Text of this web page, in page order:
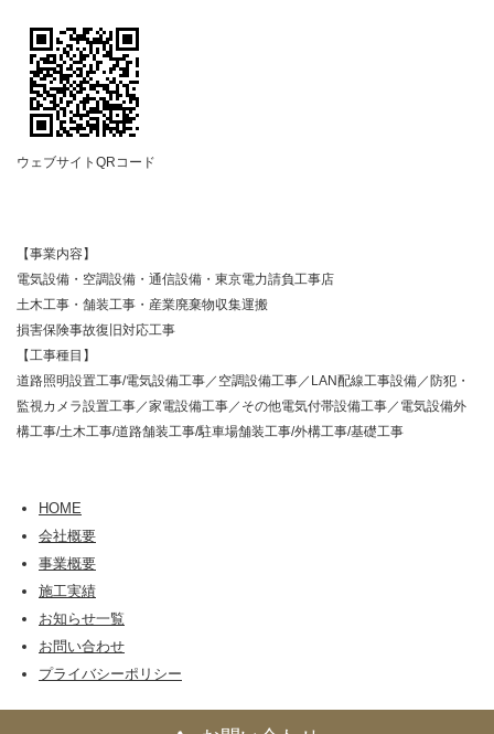
ウェブサイトQRコード
【事業内容】
電気設備・空調設備・通信設備・東京電力請負工事店
土木工事・舗装工事・産業廃棄物収集運搬
損害保険事故復旧対応工事
【工事種目】
道路照明設置工事/電気設備工事／空調設備工事／LAN配線工事設備／防犯・
監視カメラ設置工事／家電設備工事／その他電気付帯設備工事／電気設備外
構工事/土木工事/道路舗装工事/駐車場舗装工事/外構工事/基礎工事
HOME
会社概要
事業概要
施工実績
お知らせ一覧
お問い合わせ
プライバシーポリシー